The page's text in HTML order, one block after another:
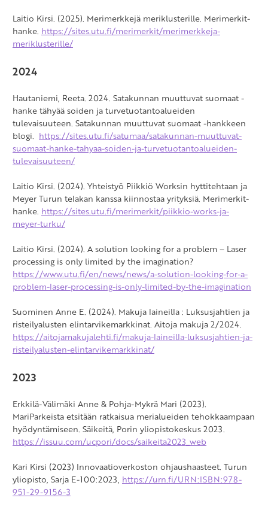
Laitio Kirsi. (2025). Merimerkkejä meriklusterille. Merimerkit-
hanke. https://sites.utu.fi/merimerkit/merimerkkeja-
meriklusterille/
2024
Hautaniemi, Reeta. 2024. Satakunnan muuttuvat suomaat -
hanke tähyää soiden ja turvetuotantoalueiden
tulevaisuuteen. Satakunnan muuttuvat suomaat -hankkeen
blogi. https://sites.utu.fi/satumaa/satakunnan-muuttuvat-
suomaat-hanke-tahyaa-soiden-ja-turvetuotantoalueiden-
tulevaisuuteen/
Laitio Kirsi. (2024). Yhteistyö Piikkiö Worksin hyttitehtaan ja
Meyer Turun telakan kanssa kiinnostaa yrityksiä. Merimerkit-
hanke. https://sites.utu.fi/merimerkit/piikkio-works-ja-
meyer-turku/
Laitio Kirsi. (2024). A solution looking for a problem – Laser
processing is only limited by the imagination?
https://www.utu.fi/en/news/news/a-solution-looking-for-a-
problem-laser-processing-is-only-limited-by-the-imagination
Suominen Anne E. (2024). Makuja laineilla : Luksusjahtien ja
risteilyalusten elintarvikemarkkinat. Aitoja makuja 2/2024.
https://aitojamakujalehti.fi/makuja-laineilla-luksusjahtien-ja-
risteilyalusten-elintarvikemarkkinat/
2023
Erkkilä-Välimäki Anne & Pohja-Mykrä Mari (2023).
MariParkeista etsitään ratkaisua merialueiden tehokkaampaan
hyödyntämiseen. Säikeitä, Porin yliopistokeskus 2023.
https://issuu.com/ucpori/docs/saikeita2023_web
Kari Kirsi (2023) Innovaatioverkoston ohjaushaasteet. Turun
yliopisto, Sarja E-100:2023, https://urn.fi/URN:ISBN:978-
951-29-9156-3